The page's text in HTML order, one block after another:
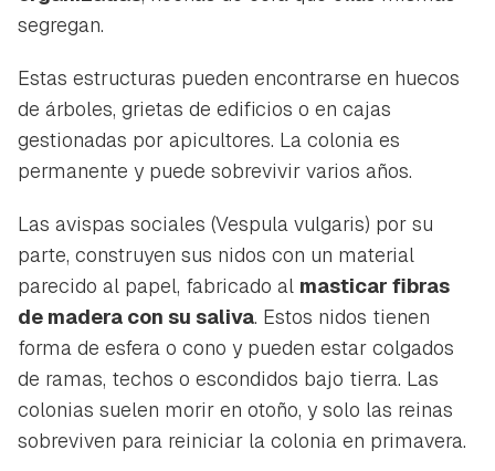
segregan.
Estas estructuras pueden encontrarse en huecos
de árboles, grietas de edificios o en cajas
gestionadas por apicultores. La colonia es
permanente y puede sobrevivir varios años.
Las avispas sociales (Vespula vulgaris) por su
parte, construyen sus nidos con un material
parecido al papel, fabricado al masticar fibras
de madera con su saliva. Estos nidos tienen
forma de esfera o cono y pueden estar colgados
de ramas, techos o escondidos bajo tierra. Las
colonias suelen morir en otoño, y solo las reinas
sobreviven para reiniciar la colonia en primavera.